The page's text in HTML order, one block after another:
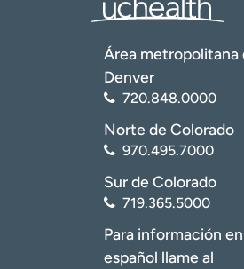
Área metropolitana
Denver
720.848.0000
Norte de Colorado
970.495.7000
Sur de Colorado
719.365.5000
Para información en
español llame al